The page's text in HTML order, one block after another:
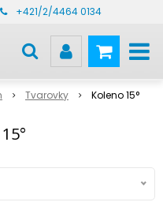
+421/2/4464 0134
Tvarovky Koleno 15°